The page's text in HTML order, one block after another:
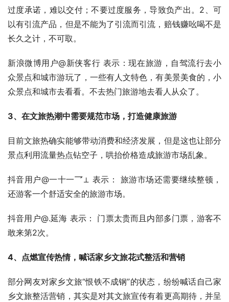
过度承诺，难以交付；不要过度服务，导致负产出。2、可
以有引流产品，但是不能为了引流而引流，赔钱赚吆喝不是
长久之计，不可取。
新浪微博用户@新侠客行 表示：现在旅游，自驾流行去小
众景点和城市游玩了，一些有人文特色，有美景美食的，小
众景点和城市去看看。不去热门旅游地去看人从众了。
3、在文旅热潮中需要规范市场，打造健康旅游
目前文旅热确实能够带动消费和经济发展，但是这也让部分
景点利用流量热点钻空子，哄抬价格造成旅游市场乱象。
抖音用户@一十一乛⊥ 表示： 旅游市场还需要继续整顿，
还游客一个舒适安全的旅游市场。
抖音用户@.延海 表示： 门票太贵而且内部多门票，游客不
敢来第2次。
4、点燃宣传热情，喊话家乡文旅花式整活和营销
部分网友对家乡文旅“恨铁不成钢”的状态，纷纷喊话自己家
乡文旅整活营销，其实是对其文旅宣传有着更高期待，并呈